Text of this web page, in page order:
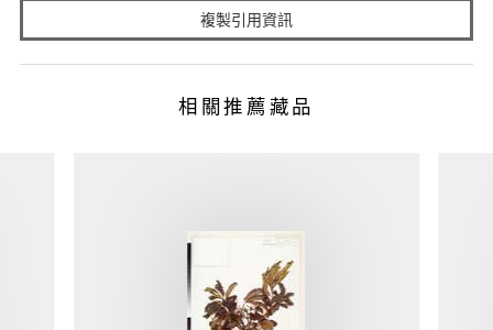
複製引用資訊
相關推薦藏品